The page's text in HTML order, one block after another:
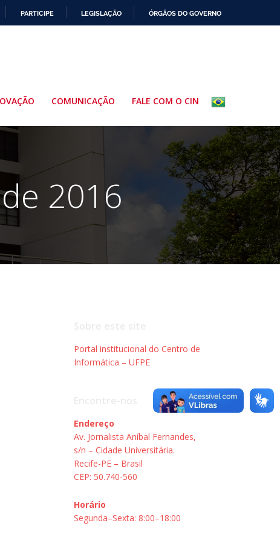
PARTICIPE LEGISLAÇÃO ÓRGÃOS DO GOVERNO
COMUNICAÇÃO FALE COM O CIN
2016
Portal institucional do Centro de
Informática – UFPE
Endereço
Av. Jornalista Aníbal Fernandes,
s/n – Cidade Universitária.
Recife-PE – Brasil
CEP: 50.740-560
Horário
Segunda–Sexta: 8:00–18:00